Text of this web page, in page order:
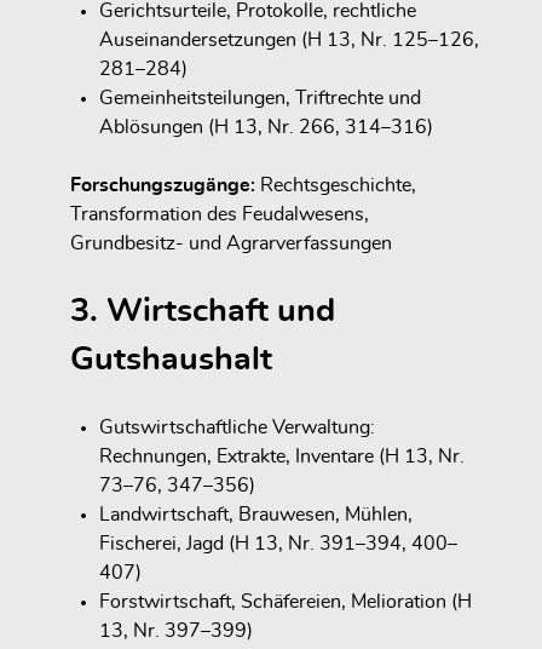
Gerichtsurteile, Protokolle, rechtliche
Auseinandersetzungen (H 13, Nr. 125–126,
281–284)
Gemeinheitsteilungen, Triftrechte und
Ablösungen (H 13, Nr. 266, 314–316)
Forschungszugänge: Rechtsgeschichte,
Transformation des Feudalwesens,
Grundbesitz- und Agrarverfassungen
3. Wirtschaft und
Gutshaushalt
Gutswirtschaftliche Verwaltung:
Rechnungen, Extrakte, Inventare (H 13, Nr.
73–76, 347–356)
Landwirtschaft, Brauwesen, Mühlen,
Fischerei, Jagd (H 13, Nr. 391–394, 400–
407)
Forstwirtschaft, Schäfereien, Melioration (H
13, Nr. 397–399)